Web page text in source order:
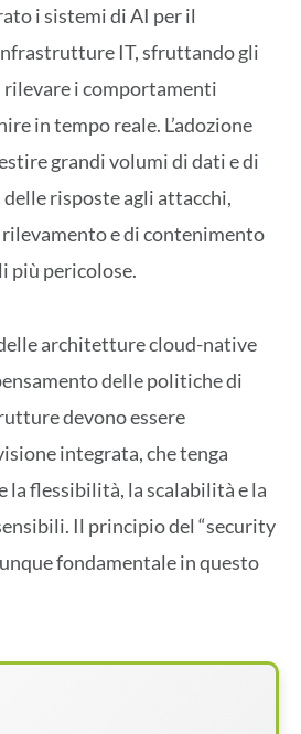
i sistemi di AI per il
IT, sfruttando gli
i comportamenti
in tempo reale. L’adozione
grandi volumi di dati e di
risposte agli attacchi,
e di contenimento
più pericolose.
architetture cloud-native
delle politiche di
devono essere
integrata, che tenga
la flessibilità, la scalabilità e la
Il principio del “security
fondamentale in questo